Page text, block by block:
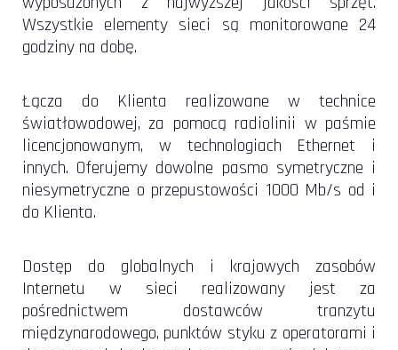
Wszystkie elementy sieci są monitorowane 24
godziny na dobę.
Łącza do Klienta realizowane w technice
światłowodowej, za pomocą radiolinii w paśmie
licencjonowanym, w technologiach Ethernet i
innych. Oferujemy dowolne pasmo symetryczne i
niesymetryczne o przepustowości 1000 Mb/s od i
do Klienta.
Dostęp do globalnych i krajowych zasobów
Internetu w sieci realizowany jest za
pośrednictwem dostawców tranzytu
międzynarodowego, punktów styku z operatorami i